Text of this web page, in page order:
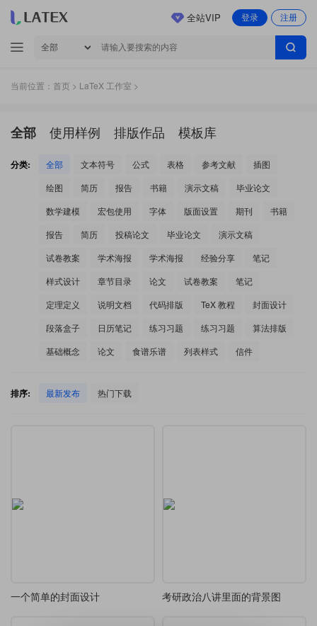
登录 注册
全站VIP
当前位置： 首页 > LaTeX 工作室 >
全部 使用样例 排版作品 模板库
分类: 全部 文本符号 公式 表格 参考文献
插图
绘图
简历 报告 书籍 演示文稿
毕业论文
数学建模
宏包使用 字体 版面设置 期刊
书籍
报告
简历 投稿论文 毕业论文
演示文稿
试卷教案
学术海报 学术海报 经验分享
笔记
样式设计
章节目录 论文 试卷教案
笔记
定理定义
说明文档 代码排版 TeX 教程
封面设计
段落盒子
日历笔记 练习习题 练习习题
算法排版
基础概念
论文 食谱乐谱 列表样式 信件
排序: 最新发布 热门下载
一个简单的封面设计 考研政治八讲里面的背景图